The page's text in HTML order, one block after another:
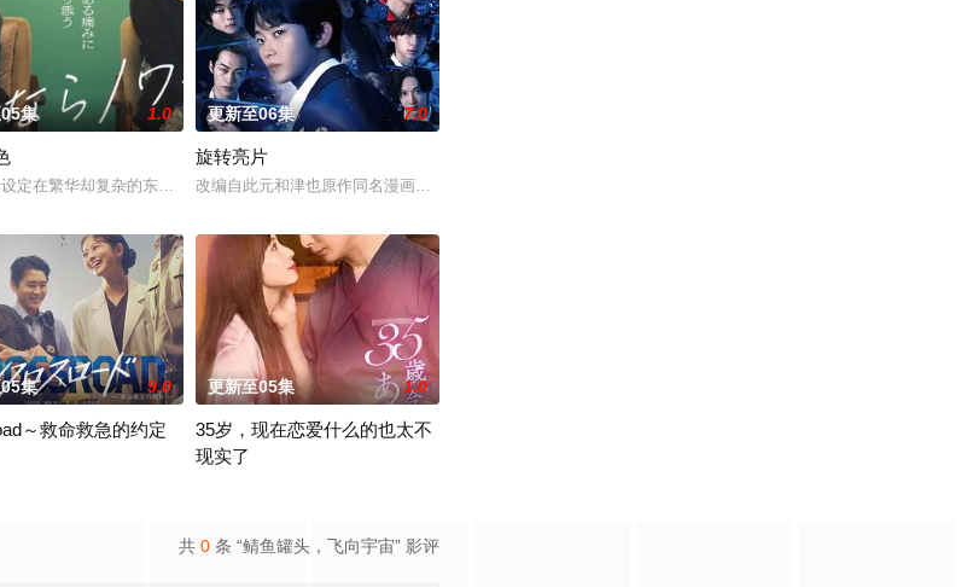
佐伯千晴（杢代和人 饰）因共同的电影爱好而结缘。在千晴告白后，两人约定利用暑假进行一场电影圣地巡礼。这段从高中延伸至大学
集 1.0
定在繁华却复杂的东京池袋地区。西池袋警署新设立了“犯罪受害者支援室”，在这里，警察们将贴身陪伴遭遇各类案件的受害者及遗属
更新至06集 7.0
旋转亮片
改编自此元和津也原作同名漫画。不起眼的高中生三井宏太在好友内新次郎的邀请下加入了钓鱼部。虽然听
她结识了性格偏执、与“可爱”毫不搭边的角色设计师濑尾深月（佐野勇斗 饰）。原本只是意外介入，却因一次失败的帮
发行量已达20万部。不得志的作家·吉田政宗（中泽元纪 饰）误以为自己与交往了10年的恋人桃香的关系即将走到被甩的“尽头”，于是在
集 9.0
～救命救急的约定
更新至05集 1.0
35岁，现在恋爱什么的也太不
现实了
共 0 条 “鲭鱼罐头，飞向宇宙” 影评